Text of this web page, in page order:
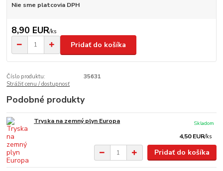
Nie sme platcovia DPH
8,90 EUR/ks
Pridať do košíka
Číslo produktu:
35631
Strážiť cenu / dostupnosť
Podobné produkty
Tryska na zemný plyn Europa
4,50 EUR/ks
Skladom
Pridať do košíka